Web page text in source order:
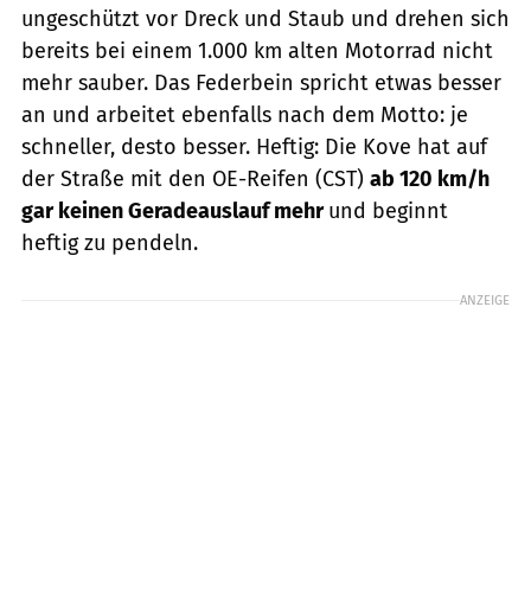
ungeschützt vor Dreck und Staub und drehen sich
bereits bei einem 1.000 km alten Motorrad nicht
mehr sauber. Das Federbein spricht etwas besser
an und arbeitet ebenfalls nach dem Motto: je
schneller, desto besser. Heftig: Die Kove hat auf
der Straße mit den OE-Reifen (CST) ab 120 km/h
gar keinen Geradeauslauf mehrund beginnt
heftig zu pendeln.
ANZEIGE